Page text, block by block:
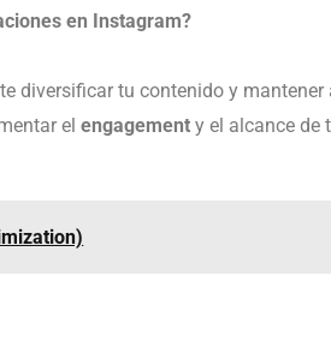
en Instagram?
diversificar tu contenido y
elengagement y el alcance de